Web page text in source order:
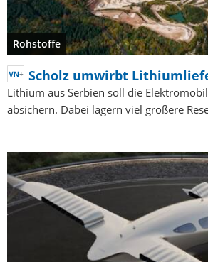
Rohstoffe
Scholz umwirbt
Lithium aus Serbien soll die
absichern. Dabei lagern viel größere